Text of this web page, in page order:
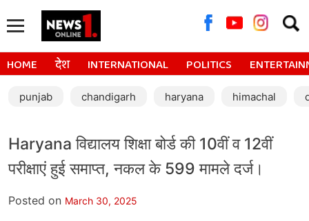
for:
HOME देश INTERNATIONAL POLITICS
punjab chandigarh haryana himachal
Haryana विद्यालय शिक्षा बोर्ड की 10वीं व 12वीं
परीक्षाएं हुई समाप्त, नकल के 599 मामले दर्ज।
Posted on March 30, 2025